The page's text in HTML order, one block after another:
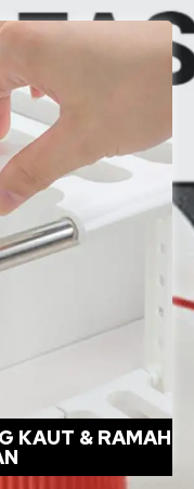
KAUT & RAMAH